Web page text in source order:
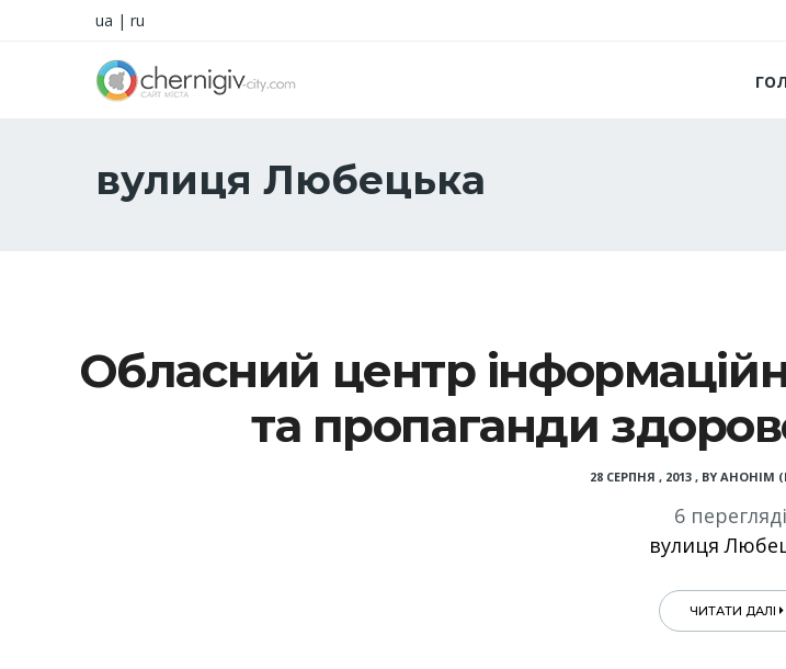
ua | ru
вулиця Любецька
Обласний центр
та пропаганди
28 СЕРПНЯ , 2013 , BY АНОНІМ
6
вулиця
ЧИТАТИ ДАЛІ